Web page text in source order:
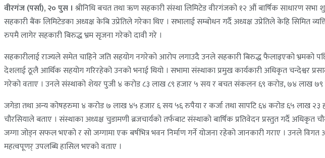
वीरगंज (पर्सा), २० पुस । श्रीनिधि बचत तथा ऋण सहकारी संस्था लिमिटेड वीरगंजको १२ औं बार्षिक साधारण सभा
सहकारी बैंक लिमिटेडका अध्यक्ष केबि उप्रेतिले गरेका थिए । सभालाई सम्बोधन गर्दै अध्यक्ष उप्रेतिले केहि
रुपमै लागेर सहकारी बिरुद्ध भ्रम सृजना गरेको दावी गरे ।
सहकारीलाई राज्यले समेत चाहिने जति सहयोग नगरेको आरोप लगाउदै उनले सहकारी बिरुद्ध फैलाइएको भ्रमको
देशलाई ठूलै आर्थिक सहयोग गरिरहेको उनको भनाई थियो । सभामा संस्थाका प्रमुख कार्यकारी अधिकृत चन्देश्वर
गरेको वताए । उनले संस्थाको शेयर पुजी ४ करोड ८३ लाख ८९ हजार ५ सय र बचत संकलन ६९ करोड, ७४ लाख ७९
जगेडा तथा अन्य कोषहरुमा ४ करोड ७ लाख ४५ हजार ६ सय ५६ रुपैया र कर्जा तथा सापटि ६४ करोड ६५ लाख
चौरसियाले बताए । संस्थाका अध्यक्ष चुडामणी ब्रजचार्यको तर्फबाट संस्थाको बार्षिक प्रतिवेदन प्रस्तुत गर्दै
जग्गा जोड्न सफल भएको र सो जग्गामा एक बर्षभित्र भवन निर्माण गर्ने योजना रहेको जानकारी गराए । उनले विगत
महत्वपूणर् उपलब्धि हासिल भएको वताए ।